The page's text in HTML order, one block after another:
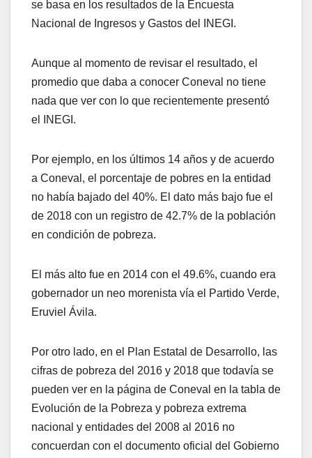
se basa en los resultados de la Encuesta
Nacional de Ingresos y Gastos del INEGI.
Aunque al momento de revisar el resultado, el
promedio que daba a conocer Coneval no tiene
nada que ver con lo que recientemente presentó
el INEGI.
Por ejemplo, en los últimos 14 años y de acuerdo
a Coneval, el porcentaje de pobres en la entidad
no había bajado del 40%. El dato más bajo fue el
de 2018 con un registro de 42.7% de la población
en condición de pobreza.
El más alto fue en 2014 con el 49.6%, cuando era
gobernador un neo morenista vía el Partido Verde,
Eruviel Ávila.
Por otro lado, en el Plan Estatal de Desarrollo, las
cifras de pobreza del 2016 y 2018 que todavía se
pueden ver en la página de Coneval en la tabla de
Evolución de la Pobreza y pobreza extrema
nacional y entidades del 2008 al 2016 no
concuerdan con el documento oficial del Gobierno